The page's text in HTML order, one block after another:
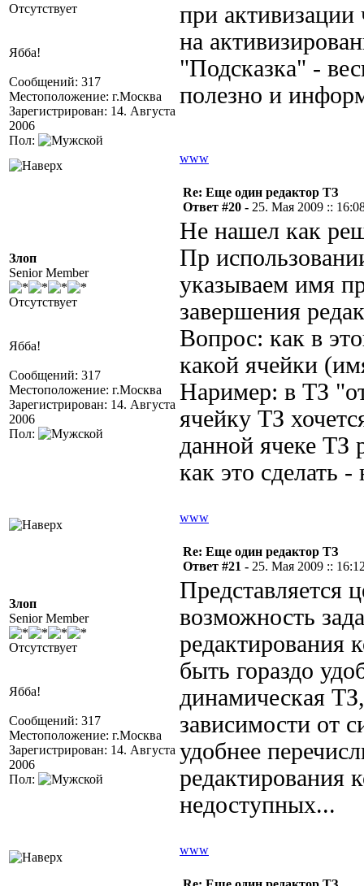
Отсутствует
Ябба!
Сообщений: 317
Местоположение: г.Москва
Зарегистрирован: 14. Августа
2006
Пол:
при
на
"Подсказка" -
полезно и
www
Злоп
Senior Member
Отсутствует
Ябба!
Сообщений: 317
Местоположение: г.Москва
Зарегистрирован: 14. Августа
2006
Пол:
Re: Еще один редактор ТЗ
Ответ #20 - 25. Мая 2009 ::
Не нашел как
Пр
указываем имя
завершения
Вопрос: как в
какой ячейки
Наример: в ТЗ
ячейку ТЗ
данной ячеке ТЗ
как это сделать
www
Злоп
Senior Member
Отсутствует
Ябба!
Сообщений: 317
Местоположение: г.Москва
Зарегистрирован: 14. Августа
2006
Пол:
Re: Еще один редактор ТЗ
Ответ #21 - 25. Мая 2009 ::
Представляется
возможность
редактирования
быть гораздо
динамическая
зависимости от
удобнее
редактирования
недоступных...
www